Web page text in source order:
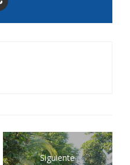
Siguiente